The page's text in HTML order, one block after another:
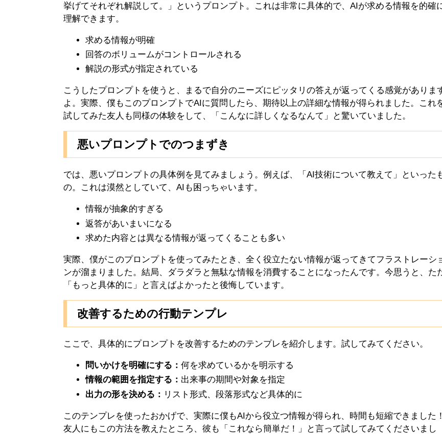
挙げてそれぞれ解説して。」というプロンプト。これは非常に具体的で、AIが求める情報を的確
理解できます。
求める情報が明確
回答のボリュームがコントロールされる
解説の形式が指定されている
こうしたプロンプトを使うと、まるで自分のニーズにピッタリの答えが返ってくる感覚がありま
よ。実際、僕もこのプロンプトでAIに質問したら、期待以上の詳細な情報が得られました。これ
試してみた友人も同様の体験をして、「こんなに詳しくなるなんて」と驚いていました。
悪いプロンプトでのつまずき
では、悪いプロンプトの具体例を見てみましょう。例えば、「AI技術について教えて」といった
の。これは漠然としていて、AIも困っちゃいます。
情報が抽象的すぎる
返答があいまいになる
求めた内容とは異なる情報が返ってくることも多い
実際、僕がこのプロンプトを使ってみたとき、全く役立たない情報が返ってきてフラストレーシ
ンが溜まりました。結局、ダラダラと無駄な情報を消費することになったんです。今思うと、た
「もっと具体的に」と言えばよかったと後悔しています。
改善するための行動テンプレ
ここで、具体的にプロンプトを改善するためのテンプレを紹介します。試してみてください。
問いかけを明確にする： 何を求めているかを明示する
情報の範囲を指定する： 出来事の期間や対象を指定
出力の形を決める： リスト形式、段落形式など具体的に
このテンプレを使ったおかげで、実際に僕もAIから役立つ情報が得られ、時間も短縮できました！
友人にもこの方法を教えたところ、彼も「これなら簡単だ！」と言って試してみてくださいまし